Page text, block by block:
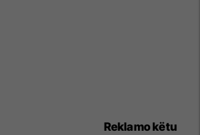
Reklamo këtu